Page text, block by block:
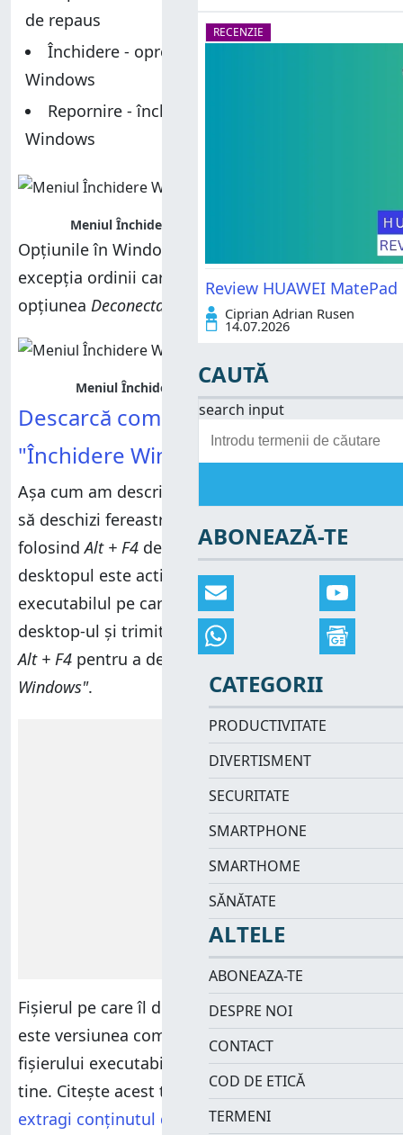
de repaus
Închidere - oprește complet sistemul
Windows
Repornire - închide și pornește din nou
Windows
Meniul Închidere Windows în Windows 8.1
Opțiunile în Windows 7 sunt aceleași cu
excepția ordinii care este un pic diferită, iar
opțiunea Deconectare care se numește Log off
Meniul Închidere Windows în Windows 7
Descarcă comanda rapidă pentru
"Închidere Windows"
Așa cum am descris în capitolul precedent, poți
să deschizi fereastra
"Închidere Windows"
folosindAlt + F4 de la tastatură atunci când
desktopul este activ. Aceasta este ceea ce face
executabilul pe care l-am creat. Activează
desktop-ul și trimite apoi comanda de tastatură
Alt + F4 pentru a deschide fereastra
"Închidere
Windows".
Reclamă
Fișierul pe care îl descarci de la link-ul nostru
este versiunea comprimată în format ZIP a
fișierului executabil pe care l-am creat pentru
tine. Citește acest tutorial pentru a afla
extragi conținutul dintr-un fișier ZIP (folosind
RECENZIE
Review HUAWEI
Ciprian Adrian Rusen
14.07.2026
CAUTĂ
search input
ABONEAZĂ-TE
CATEGORII
PRODUCTIVITATE
DIVERTISMENT
SECURITATE
SMARTPHONE
SMARTHOME
SĂNĂTATE
ALTELE
ABONEAZA-TE
DESPRE NOI
CONTACT
COD DE ETICĂ
TERMENI